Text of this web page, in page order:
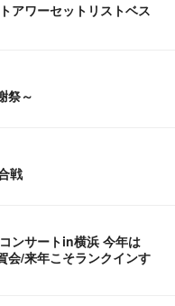
アワーセットリストベス
祭～
戦
ンサートin横浜 今年は
会/来年こそランクインす